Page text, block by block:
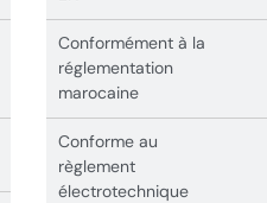
Conformément à la
réglementation
marocaine
Conforme au
règlement
électrotechnique